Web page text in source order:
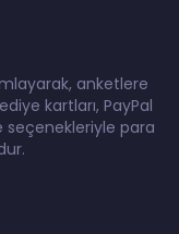
anketlere
kartları, PayPal
seçenekleriyle para